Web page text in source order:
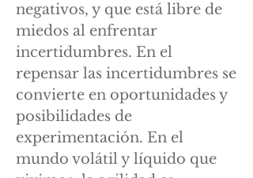
negativos, y que está libre de
miedos al enfrentar
incertidumbres. En el
repensar las incertidumbres se
convierte en oportunidades y
posibilidades de
experimentación. En el
mundo volátil y líquido que